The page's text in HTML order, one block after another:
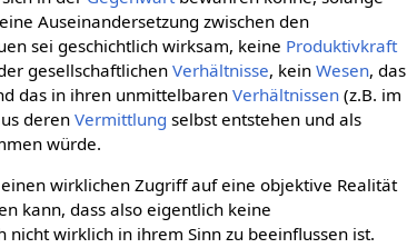
Auseinandersetzung zwischen den
sei geschichtlich wirksam, keine Produktivkraft
gesellschaftlichenVerhältnisse, keinWesen, das
das in ihren unmittelbarenVerhältnissen (z.B. im
derenVermittlung selbst entstehen und als
würde.
wirklichen Zugriff auf eine objektive Realität
kann, dass also eigentlich keine
wirklich in ihrem Sinn zu beeinflussen ist.